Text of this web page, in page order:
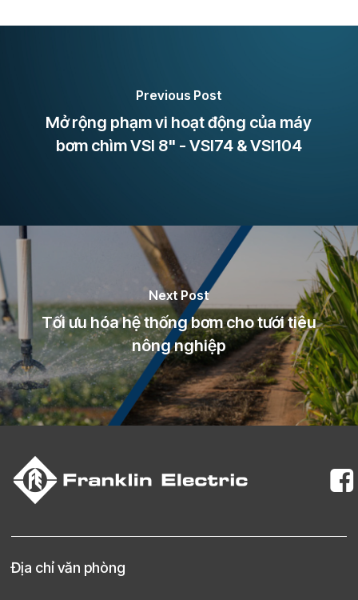
Previous Post
Mở rộng phạm vi hoạt động của máy
bơm chìm VSI 8" - VSI74 & VSI104
Next Post
Tối ưu hóa hệ thống bơm cho tưới tiêu
nông nghiệp
Địa chỉ văn phòng